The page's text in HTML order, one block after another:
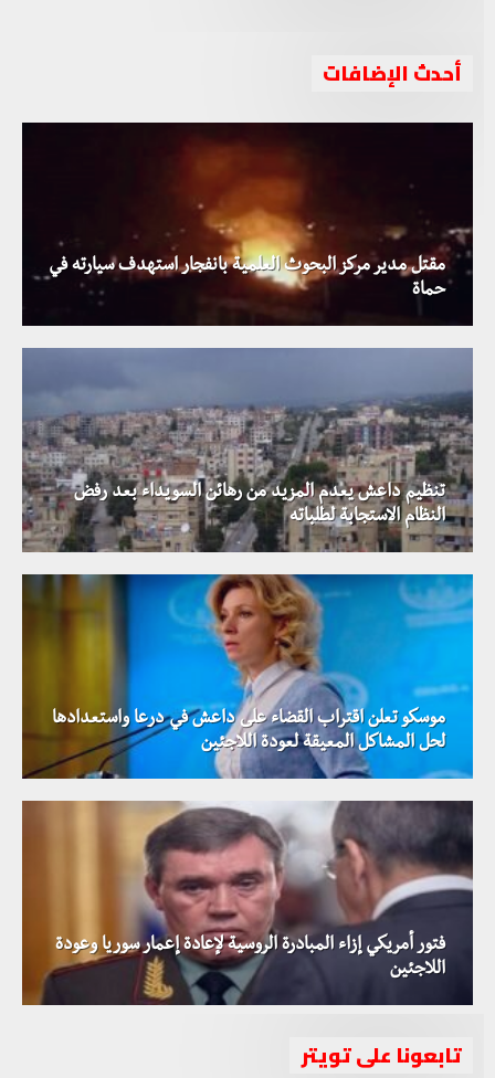
أحدث الإضافات
مقتل مدير مركز البحوث العلمية بانفجار استهدف سيارته في
حماة
تنظيم داعش يعدم المزيد من رهائن السويداء بعد رفض
النظام الاستجابة لطلباته
موسكو تعلن اقتراب القضاء على داعش في درعا واستعدادها
لحل المشاكل المعيقة لعودة اللاجئين
فتور أمريكي إزاء المبادرة الروسية لإعادة إعمار سوريا وعودة
اللاجئين
تابعونا على تويتر